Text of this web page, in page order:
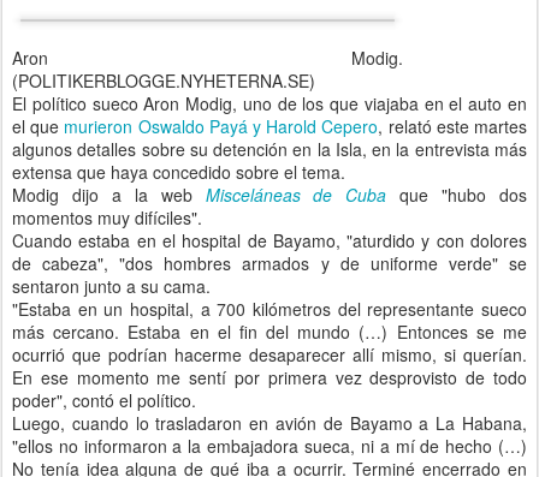
Aron Modig.
(POLITIKERBLOGGE.NYHETERNA.SE)
El político sueco Aron Modig, uno de los que viajaba en el auto en
el que murieron Oswaldo Payá y Harold Cepero, relató este martes
algunos detalles sobre su detención en la Isla, en la entrevista más
extensa que haya concedido sobre el tema.
Modig dijo a la web Misceláneas de Cuba que "hubo dos
momentos muy difíciles".
Cuando estaba en el hospital de Bayamo, "aturdido y con dolores
de cabeza", "dos hombres armados y de uniforme verde" se
sentaron junto a su cama.
"Estaba en un hospital, a 700 kilómetros del representante sueco
más cercano. Estaba en el fin del mundo (…) Entonces se me
ocurrió que podrían hacerme desaparecer allí mismo, si querían.
En ese momento me sentí por primera vez desprovisto de todo
poder", contó el político.
Luego, cuando lo trasladaron en avión de Bayamo a La Habana,
"ellos no informaron a la embajadora sueca, ni a mí de hecho (…)
No tenía idea alguna de qué iba a ocurrir. Terminé encerrado en